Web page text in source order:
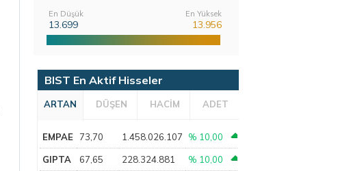
En Düşük
13.699
En Yüksek
13.956
BIST En Aktif Hisseler
ARTAN DÜŞEN HACİM ADET
EMPAE 73,70 1.458.026.107 % 10,00
GIPTA 67,65 228.324.881 % 10,00